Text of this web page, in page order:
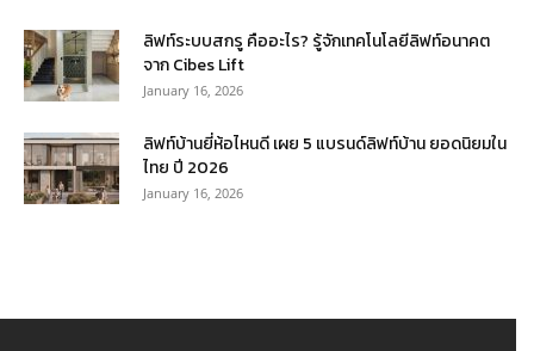
ลิฟท์ระบบสกรู คืออะไร? รู้จักเทคโนโลยีลิฟท์อนาคต
จาก Cibes Lift
January 16, 2026
ลิฟท์บ้านยี่ห้อไหนดี เผย 5 แบรนด์ลิฟท์บ้าน ยอดนิยมใน
ไทย ปี 2026
January 16, 2026